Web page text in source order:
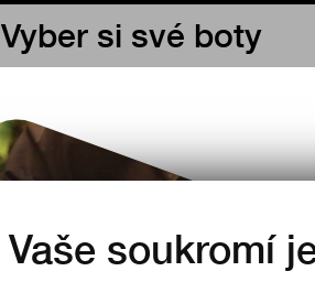
Vaše soukromí
Vyber si své boty